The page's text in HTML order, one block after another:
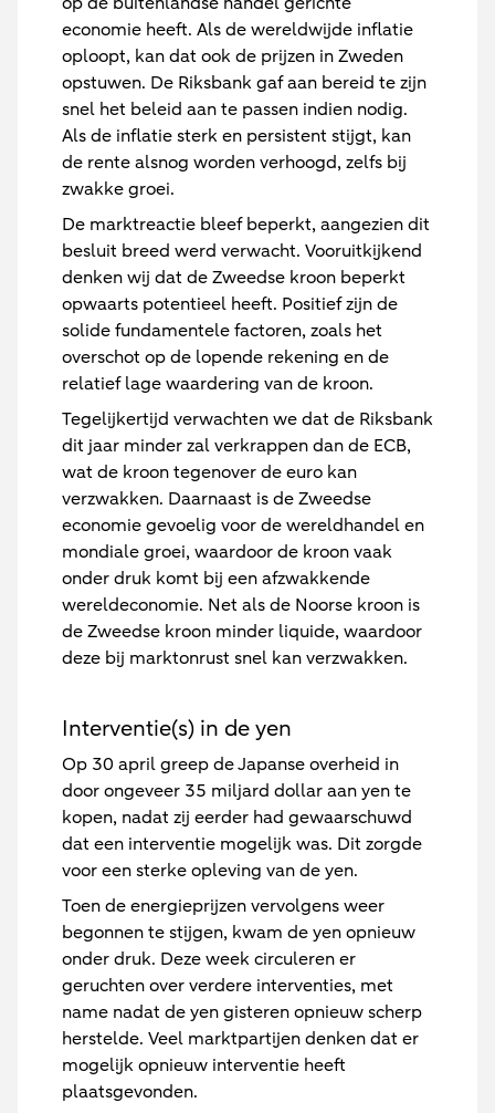
economie heeft. Als de wereldwijde inflatie
oploopt, kan dat ook de prijzen in Zweden
opstuwen. De Riksbank gaf aan bereid te zijn
snel het beleid aan te passen indien nodig.
Als de inflatie sterk en persistent stijgt, kan
de rente alsnog worden verhoogd, zelfs bij
zwakke groei.
De marktreactie bleef beperkt, aangezien dit
besluit breed werd verwacht. Vooruitkijkend
denken wij dat de Zweedse kroon beperkt
opwaarts potentieel heeft. Positief zijn de
solide fundamentele factoren, zoals het
overschot op de lopende rekening en de
relatief lage waardering van de kroon.
Tegelijkertijd verwachten we dat de Riksbank
dit jaar minder zal verkrappen dan de ECB,
wat de kroon tegenover de euro kan
verzwakken. Daarnaast is de Zweedse
economie gevoelig voor de wereldhandel en
mondiale groei, waardoor de kroon vaak
onder druk komt bij een afzwakkende
wereldeconomie. Net als de Noorse kroon is
de Zweedse kroon minder liquide, waardoor
deze bij marktonrust snel kan verzwakken.
Interventie(s) in de yen
Op 30 april greep de Japanse overheid in
door ongeveer 35 miljard dollar aan yen te
kopen, nadat zij eerder had gewaarschuwd
dat een interventie mogelijk was. Dit zorgde
voor een sterke opleving van de yen.
Toen de energieprijzen vervolgens weer
begonnen te stijgen, kwam de yen opnieuw
onder druk. Deze week circuleren er
geruchten over verdere interventies, met
name nadat de yen gisteren opnieuw scherp
herstelde. Veel marktpartijen denken dat er
mogelijk opnieuw interventie heeft
plaatsgevonden.